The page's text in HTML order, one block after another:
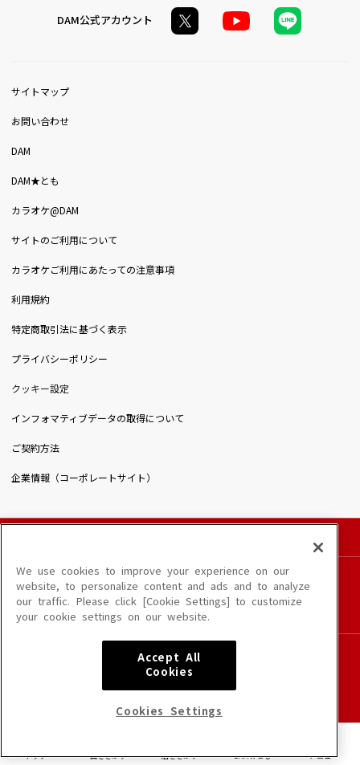
トップ 曲をさがす 店をさがす DAM★とも メニュー
DAM公式アカウント
サイトマップ
お問い合わせ
DAM
DAM★とも
カラオケ@DAM
サイトのご利用について
カラオケご利用にあたっての注意事項
利用規約
特定商取引法に基づく表示
プライバシーポリシー
クッキー設定
インフォマティブデータの取得について
ご契約方法
企業情報（コーポレートサイト）
このサイトに掲載されている一切の文章・画像・写真・動画・音声等を、手段や形態を
問わず、著作権法の定める範囲を超えて無断で複製、転載、ファイル化などすることを
禁じます。
楽曲及びコンテンツは、端末や配信状況によりご利用いただけない場合があります。
楽曲によりMYリスト保存ができない場合があります。
6602250213Y31015 6602250112Y38026 6602250240Y31015
NexTone許諾番号
ID000002945 ID000002947 ID000002937 ID000002938
We use cookies to improve your experience on our
website, to personalize content and ads and to analyze
our traffic. Please click [Cookie Settings] to customize
your cookie settings on our website.
Accept All
Cookies
Cookies Settings